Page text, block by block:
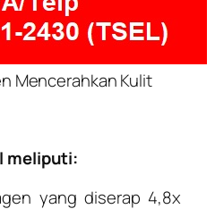
Mencerahkan Kulit
meliputi:
yang diserap 4,8x